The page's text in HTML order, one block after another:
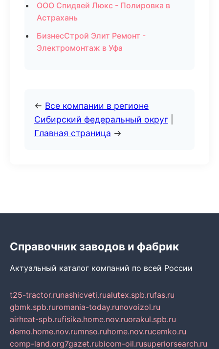
ООО Спидвей Люкс - Полировка в
Астрахань
БизнесСтрой Элит Ремонт -
Электромонтаж в Уфа
← Все компании в регионе
Сибирский федеральный округ
Главная страница →
Справочник заводов и фабрик
Актуальный каталог компаний по всей России
t25-tractor.runashicveti.rualutex.spb.rufas.ru
gbmk.spb.ruromania-today.runovoizol.ru
airheat-spb.rufisika.home.nov.ruorakul.spb.ru
demo.home.nov.rumnso.ruhome.nov.rucemko.ru
comp-land.org7gazet.rubicom-oil.rusuperiorsearch.ru